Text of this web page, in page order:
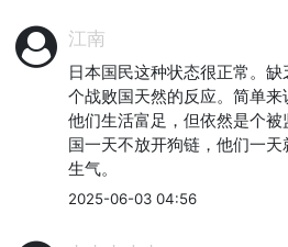
江南
日本国民这种状态很正常。
个战败国天然的反应。简单
他们生活富足，但依然是个
国一天不放开狗链，他们一
生气。
2025-06-03 04:56